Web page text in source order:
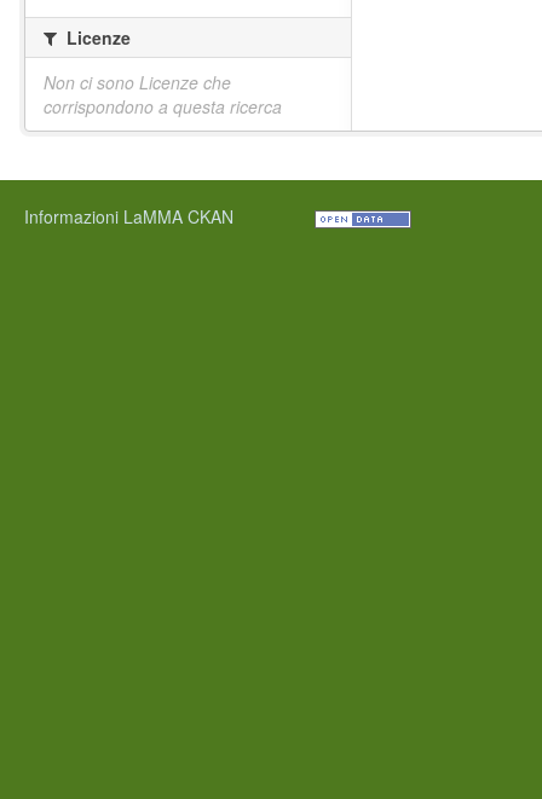
Licenze
Non ci sono Licenze che
corrispondono a questa ricerca
Informazioni LaMMA CKAN